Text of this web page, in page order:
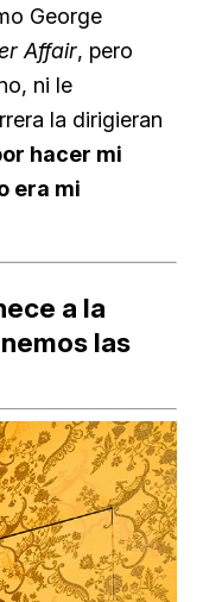
George
Affair, pero
ni le
la dirigieran
hacer mi
era mi
a la
las